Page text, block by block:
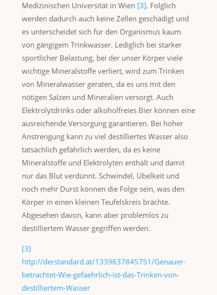
Medizinischen Universität in Wien [3]. Folglich
werden dadurch auch keine Zellen geschädigt und
es unterscheidet sich für den Organismus kaum
von gängigem Trinkwasser. Lediglich bei starker
sportlicher Belastung, bei der unser Körper viele
wichtige Mineralstoffe verliert, wird zum Trinken
von Mineralwasser geraten, da es uns mit den
nötigen Salzen und Mineralien versorgt. Auch
Elektrolytdrinks oder alkoholfreies Bier können eine
ausreichende Versorgung garantieren. Bei hoher
Anstrengung kann zu viel destilliertes Wasser also
tatsächlich gefährlich werden, da es keine
Mineralstoffe und Elektrolyten enthält und damit
nur das Blut verdünnt. Schwindel, Übelkeit und
noch mehr Durst können die Folge sein, was den
Körper in einen kleinen Teufelskreis brächte.
Abgesehen davon, kann aber problemlos zu
destilliertem Wasser gegriffen werden.
[3]
http://derstandard.at/1339637845751/Genauer-
betrachtet-Wie-gefaehrlich-ist-das-Trinken-von-
destilliertem-Wasser